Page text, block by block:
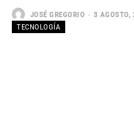
JOSÉ GREGORIO - 3 AGOSTO,
TECNOLOGÍA